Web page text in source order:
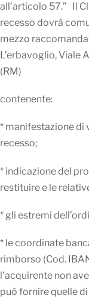
all’articolo 57.” Il
recesso dovrà
mezzo
L’erbavoglio,
(RM)
contenente:
* manifestazione di
recesso;
* indicazione del
restituire e le
* gli estremi
* le coordinate
rimborso (Cod.
l’acquirente non
può fornire quelle